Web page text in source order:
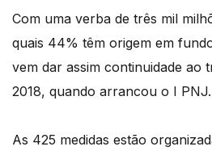
Com uma verba de três mil
quais 44% têm origem em
vem dar assim continuidade ao
2018, quando arrancou o I PNJ.
As 425 medidas estão